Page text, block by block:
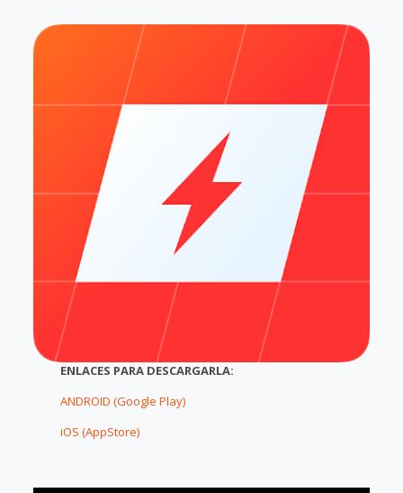
ENLACES PARA DESCARGARLA:
ANDROID (Google Play)
iOS (AppStore)